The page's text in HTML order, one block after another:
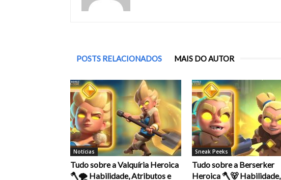
POSTS RELACIONADOS MAIS DO AUTOR
Notícias
Tudo sobre a Valquíria Heroica
🪓🌪️ Habilidade, Atributos e
Sneak Peeks
Tudo sobre a Berserker
Heroica 🪓🐻 Habilidade,